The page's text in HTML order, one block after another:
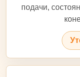
подачи,